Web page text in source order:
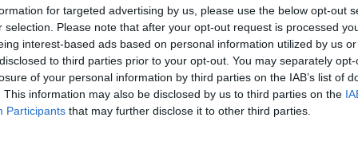
for targeted advertising by us, please use the below opt-out
selection. Please note that after your opt-out request is processed
interest-based ads based on personal information utilized by us
to third parties prior to your opt-out. You may separately
of your personal information by third parties on the IAB’s list of
This information may also be disclosed by us to third parties on the
Participants that may further disclose it to other third parties.
αποκτά ένα πρωτοποριακό ψηφιακό εργαλείο
και πιο δροσερές